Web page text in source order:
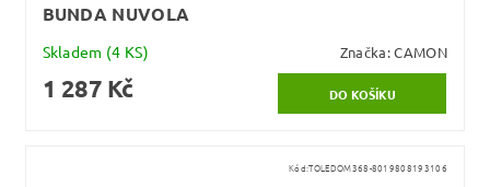
BUNDA NUVOLA
Skladem (4 KS) Značka:CAMON
1 287 Kč
Kód:TOLEDOM368-8019808193106